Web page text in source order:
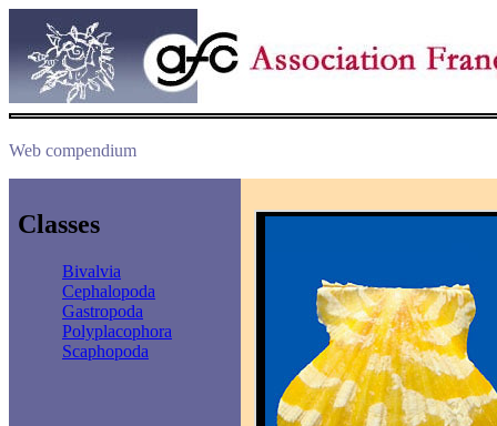
Web compendium
Classes
Bivalvia
Cephalopoda
Gastropoda
Polyplacophora
Scaphopoda